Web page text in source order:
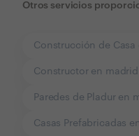
Otros servicios
Construcción de Casa
Constructor en madrid
Paredes de Pladur en
Casas Prefabricadas